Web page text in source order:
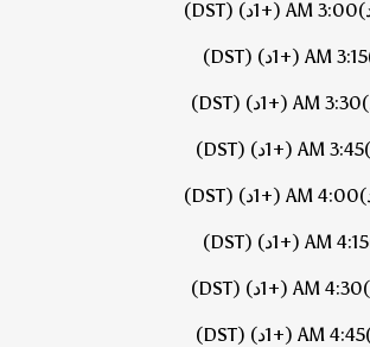
3:00 AM (+1د)
(DST)
3:15 AM (+1د)
(DST)
3:30 AM (+1د)
(DST)
3:45 AM (+1د)
(DST)
4:00 AM (+1د)
(DST)
4:15 AM (+1د)
(DST)
4:30 AM (+1د)
(DST)
4:45 AM (+1د) (DST)